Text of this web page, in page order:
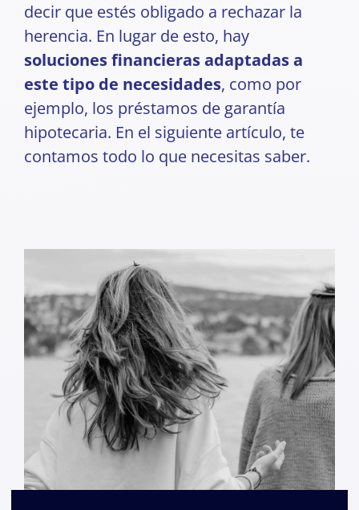
decir que estés obligado a rechazar la
herencia. En lugar de esto, hay
soluciones financieras adaptadas a
este tipo de necesidades, como por
ejemplo, los préstamos de garantía
hipotecaria. En el siguiente artículo, te
contamos todo lo que necesitas saber.